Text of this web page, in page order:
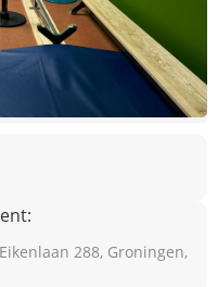
288, Groningen,